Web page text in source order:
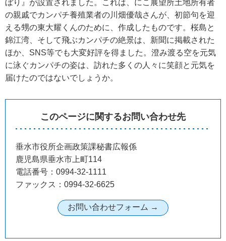
ぼり』が設置されました。これは、にこ展望所土地所有者
の親戚でカンパチ養殖業者の川畑優哉さんが、初節句を迎
える甥の東大耀くんのために、作成したものです。桜島と
錦江湾、そして飛ぶカンパチの絶景は、新聞に掲載された
ほか、SNS等でも大変好評を得ました。澄み渡る空を元気
に泳ぐカンパチの姿は、訪れた多くの人々に笑顔と元気を
届けたのではないでしょうか。
このページに関するお問い合わせ先
垂水市役所企画政策課秘書広報係
鹿児島県垂水市上町114
電話番号：0994-32-1111
ファックス：0994-32-6625